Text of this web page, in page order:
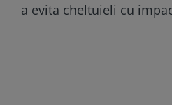
a evita cheltuieli cu